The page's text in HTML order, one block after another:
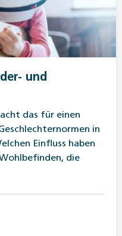
und
das für einen
in
Einfluss haben
die